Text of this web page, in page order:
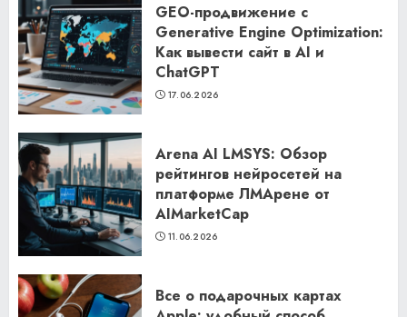
GEO-продвижение с
Generative Engine Optimization:
Как вывести сайт в AI и
ChatGPT
17.06.2026
Arena AI LMSYS: Обзор
рейтингов нейросетей на
платформе ЛМАрене от
AIMarketCap
11.06.2026
Все о подарочных картах